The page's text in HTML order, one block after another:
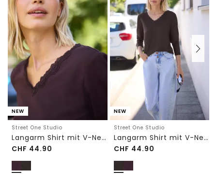
NEW
Street One Studio
Langarm Shirt mit V-Neck und Spitze
CHF 44.90
NEW
Street One Studio
Langarm Shirt mit V-Neck und Spitze
CHF 44.90